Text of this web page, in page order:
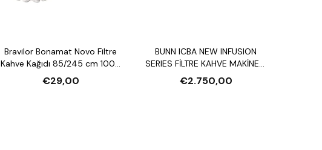
Bravilor Bonamat Novo Filtre
Kahve Kağıdı 85/245 cm 1000
Adet
€29,00
BUNN ICBA NEW INFUSION
SERIES FİLTRE KAHVE MAKİNESİ
VE 5.7L GEN3 TF SERVER HAZNE
€2.750,00